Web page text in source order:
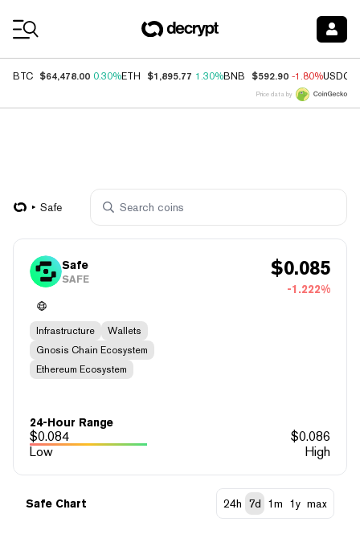
BTC $64,478.00 0.30%ETH $1,895.77 1.30%BNB $592.90 -1.80%USDC
Price data by
Safe
Safe
SAFE $0.085
-1.222%
Infrastructure
Wallets
Gnosis Chain Ecosystem
Ethereum Ecosystem
24-Hour Range
$0.084 $0.086
Low
High
Safe Chart 24h 7d 1m 1y max